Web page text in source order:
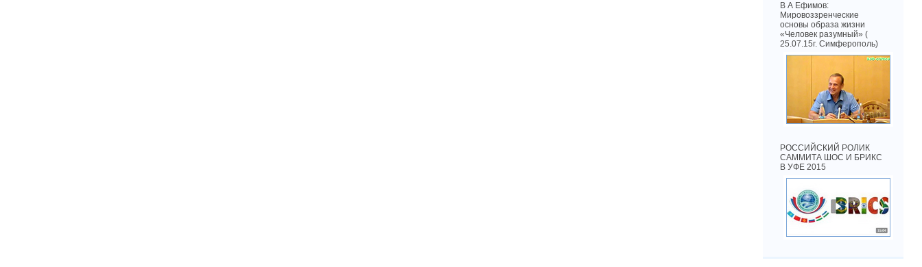
В А Ефимов:
Мировоззренческие
основы образа жизни
«Человек разумный» (
25.07.15г. Симферополь)
РОССИЙСКИЙ РОЛИК
САММИТА ШОС И БРИКС
В УФЕ 2015